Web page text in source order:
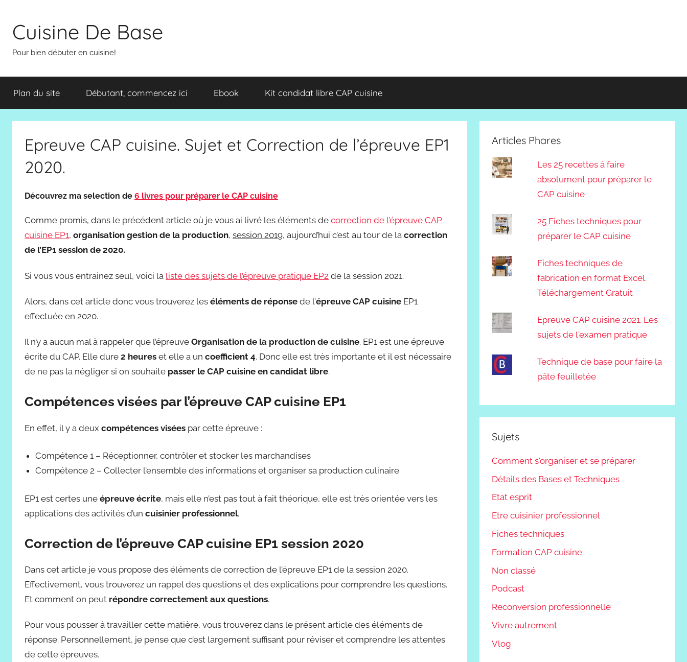
contenu
Cuisine De Base
Pour bien débuter en cuisine!
Plan du site Débutant, commencez ici Ebook Kit candidat libre CAP cuisine
Epreuve CAP cuisine. Sujet et Correction de l’épreuve EP1
2020.
Découvrez ma selection de 6 livres pour préparer le CAP cuisine
Comme promis, dans le précédent article où je vous ai livré les éléments de correction de l’épreuve CAP
cuisine EP1, organisation gestion de la production, session 2019, aujourd’hui c’est au tour de la correction
de l’EP1 session de 2020.
Si vous vous entrainez seul, voici la liste des sujets de l’épreuve pratique EP2 de la session 2021.
Alors, dans cet article donc vous trouverez les éléments de réponse de l’épreuve CAP cuisine EP1
effectuée en 2020.
Il n’y a aucun mal à rappeler que l’épreuve Organisation de la production de cuisine. EP1 est une épreuve
écrite du CAP. Elle dure 2 heures et elle a un coefficient 4. Donc elle est très importante et il est nécessaire
de ne pas la négliger si on souhaite passer le CAP cuisine en candidat libre.
Compétences visées par l’épreuve CAP cuisine EP1
En effet, il y a deux compétences visées par cette épreuve :
Compétence 1 – Réceptionner, contrôler et stocker les marchandises
Compétence 2 – Collecter l’ensemble des informations et organiser sa production culinaire
EP1 est certes une épreuve écrite, mais elle n’est pas tout à fait théorique, elle est très orientée vers les
applications des activités d’un cuisinier professionnel.
Correction de l’épreuve CAP cuisine EP1 session 2020
Dans cet article je vous propose des éléments de correction de l’épreuve EP1 de la session 2020.
Effectivement, vous trouverez un rappel des questions et des explications pour comprendre les questions.
Et comment on peut répondre correctement aux questions.
Pour vous pousser à travailler cette matière, vous trouverez dans le présent article des éléments de
réponse. Personnellement, je pense que c’est largement suffisant pour réviser et comprendre les attentes
de cette épreuves.
Articles Phares
Les 25 recettes à faire
absolument pour préparer le
CAP cuisine
25 Fiches techniques pour
préparer le CAP cuisine
Fiches techniques de
fabrication en format Excel.
Téléchargement Gratuit
Epreuve CAP cuisine 2021. Les
sujets de l'examen pratique
Technique de base pour faire la
pâte feuilletée
Sujets
Comment s'organiser et se préparer
Détails des Bases et Techniques
Etat esprit
Etre cuisinier professionnel
Fiches techniques
Formation CAP cuisine
Non classé
Podcast
Reconversion professionnelle
Vivre autrement
Vlog